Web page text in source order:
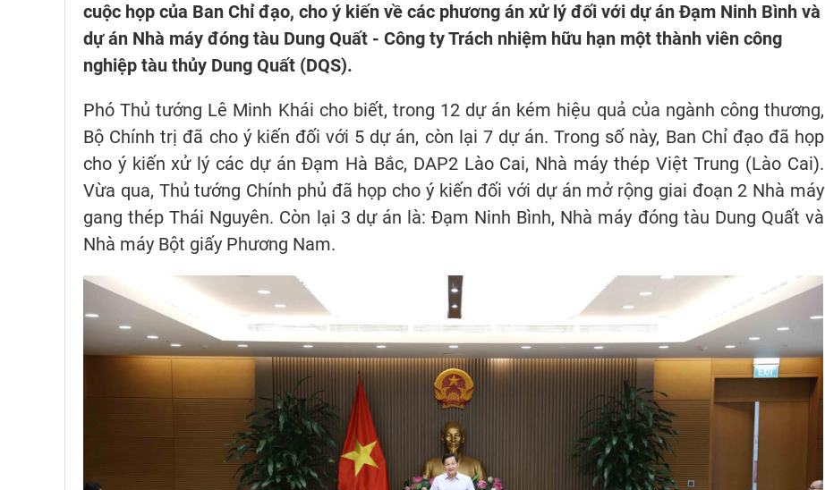
cuộc họp của Ban Chỉ đạo, cho ý kiến về các phương án xử lý đối với dự án Đạm Ninh Bình và
dự án Nhà máy đóng tàu Dung Quất - Công ty Trách nhiệm hữu hạn một thành viên công
nghiệp tàu thủy Dung Quất (DQS).
Phó Thủ tướng Lê Minh Khái cho biết, trong 12 dự án kém hiệu quả của ngành công thương,
Bộ Chính trị đã cho ý kiến đối với 5 dự án, còn lại 7 dự án. Trong số này, Ban Chỉ đạo đã họp
cho ý kiến xử lý các dự án Đạm Hà Bắc, DAP2 Lào Cai, Nhà máy thép Việt Trung (Lào Cai).
Vừa qua, Thủ tướng Chính phủ đã họp cho ý kiến đối với dự án mở rộng giai đoạn 2 Nhà máy
gang thép Thái Nguyên. Còn lại 3 dự án là: Đạm Ninh Bình, Nhà máy đóng tàu Dung Quất và
Nhà máy Bột giấy Phương Nam.